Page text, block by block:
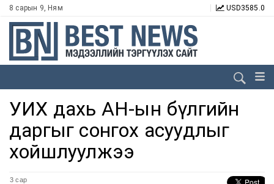
8 сарын 9, Ням USD3585.0
УИХ дахь АН-ын бүлгийн
даргыг сонгох асуудлыг
хойшлуулжээ
3 сар